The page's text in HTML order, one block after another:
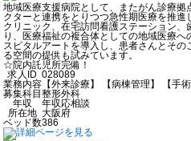
地域医療支援病院として、またがん診療
クターと連携をとりつつ急性期医療を推
クリニック、在宅訪問看護ステーション
り、医療福祉の複合体としての地域医療
スピタルアートを導入し、患者さんとそ
る空間の提供も試みています。
☆院内託児所完備！
求人ID 028089
業務内容 【外来診療】 【病棟管理】 【手術
募集科目整形外科
年収
年収応相談
所在地 大阪府
ベッド数386